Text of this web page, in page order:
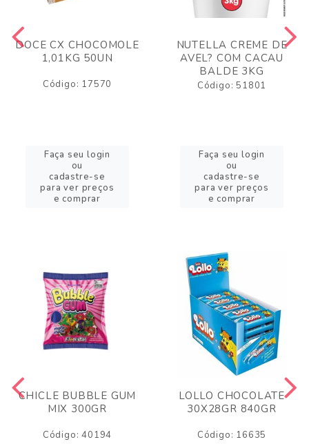
DOCE CX CHOCOMOLE
1,01KG 50UN
Código: 17570
Faça seu login
ou
cadastre-se
para ver preços
e comprar
NUTELLA CREME DE
AVEL? COM CACAU
BALDE 3KG
Código: 51801
Faça seu login
ou
cadastre-se
para ver preços
e comprar
CHICLE BUBBLE GUM
MIX 300GR
Código: 40194
LOLLO CHOCOLATE
30X28GR 840GR
Código: 16635